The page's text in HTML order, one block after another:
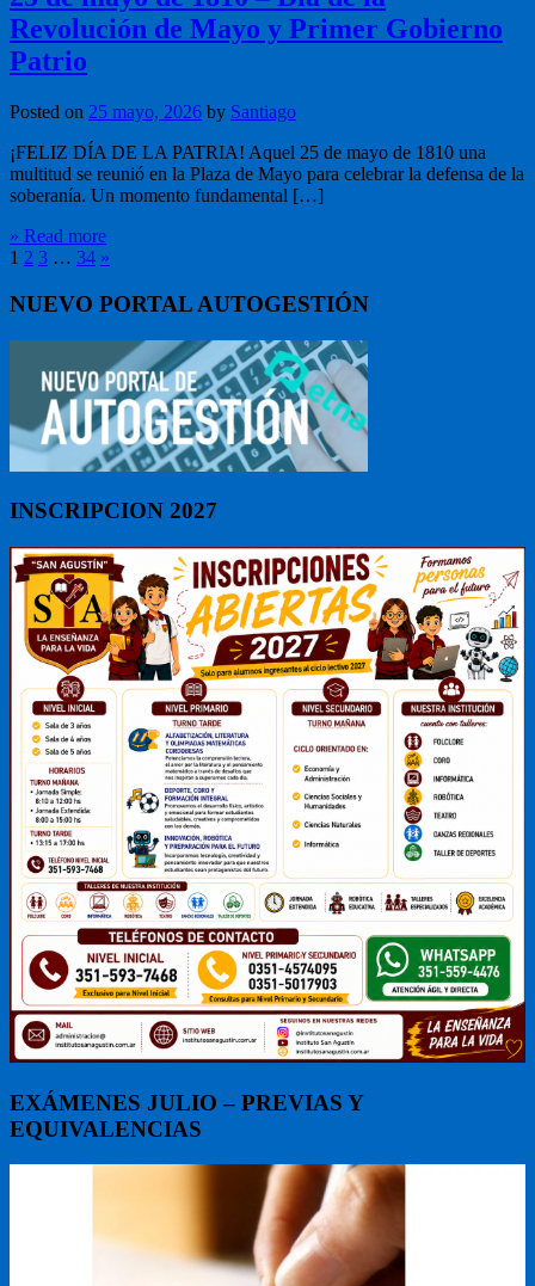
Revolución de Mayo y Primer Gobierno
Patrio
Posted on 25 mayo, 2026 by Santiago
¡FELIZ DÍA DE LA PATRIA! Aquel 25 de mayo de 1810 una
multitud se reunió en la Plaza de Mayo para celebrar la defensa de la
soberanía. Un momento fundamental […]
» Read more
1 2 3 … 34 »
NUEVO PORTAL AUTOGESTIÓN
INSCRIPCION 2027
EXÁMENES JULIO – PREVIAS Y
EQUIVALENCIAS